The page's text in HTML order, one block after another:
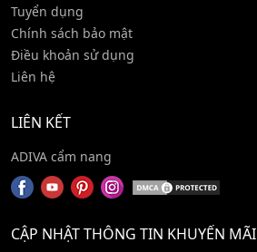
Tuyển dụng
Chính sách bảo mật
Điều khoản sử dụng
Liên hệ
LIÊN KẾT
ADIVA cẩm nang
CẬP NHẬT THÔNG TIN KHUYẾN MÃI